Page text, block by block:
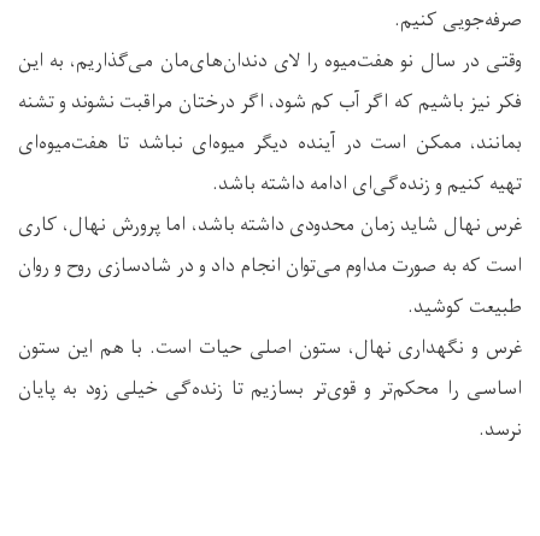
صرفه‌جویی کنیم.
وقتی در سال نو هفت‌میوه را لای دندان‌های‌مان می‌گذاریم، به این
فکر نیز باشیم که اگر آب کم شود، اگر درختان مراقبت نشوند و تشنه
بمانند، ممکن است در آینده دیگر میوه‌ای نباشد تا هفت‌میوه‌ای
تهیه کنیم و زنده‌گی‌ای ادامه داشته باشد.
غرس نهال شاید زمان محدودی داشته باشد، اما پرورش نهال، کاری
است که به صورت مداوم می‌توان انجام داد و در شادسازی روح و روان
طبیعت کوشید.
غرس و نگهداری نهال، ستون اصلی حیات است. با هم این ستون
اساسی را محکم‌تر و قوی‌تر بسازیم تا زنده‌گی خیلی زود به پایان
نرسد.